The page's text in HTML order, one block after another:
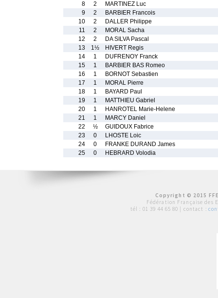
8
2
MARTINEZ Luc
9
2
BARBIER Francois
10
2
DALLER Philippe
11
2
MORAL Sacha
12
2
DA SILVA Pascal
13
1½
HIVERT Regis
14
1
DUFRENOY Franck
15
1
BARBIER BAS Romeo
16
1
BORNOT Sebastien
17
1
MORAL Pierre
18
1
BAYARD Paul
19
1
MATTHIEU Gabriel
20
1
HANROTEL Marie-Helene
21
1
MARCY Daniel
22
½
GUIDOUX Fabrice
23
0
LHOSTE Loic
24
0
FRANKE DURAND James
25
0 HEBRARD Volodia
Copyright © 2015
Fédération Française des
tél : 01 39 44 65 80 | contact :